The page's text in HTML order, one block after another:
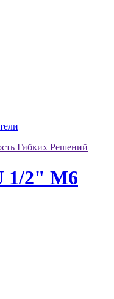
1/2" М6